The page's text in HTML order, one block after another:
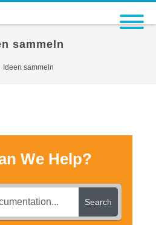
sammeln
Ideen sammeln
We Help?
Search